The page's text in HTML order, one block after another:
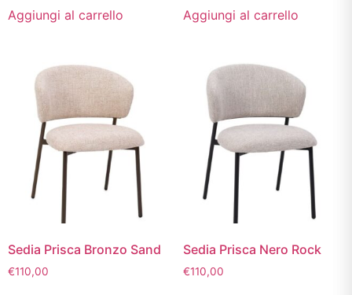
Aggiungi al carrello Aggiungi al carrello
Sedia Prisca Bronzo Sand
€110,00
Sedia Prisca Nero Rock
€110,00